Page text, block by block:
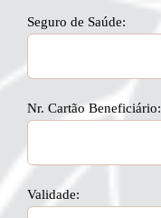
Seguro de Saúde:
Nr. Cartão Beneficiário:
Validade: